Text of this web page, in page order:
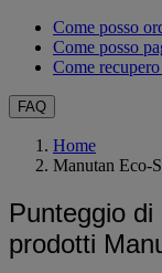
Come posso
Come posso
Come
FAQ
Home
Manutan Eco-
Punteggio
prodotti